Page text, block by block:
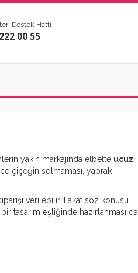
Destek Hattı
00 55
yakın markajında elbette ucuz
çiçeğin solmaması, yaprak
verilebilir. Fakat söz konusu
tasarım eşliğinde hazırlanması da